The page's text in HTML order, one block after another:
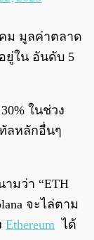
ม มูลค่าตลาด
ยู่ใน อันดับ 5
ในช่วง
ลหลักอื่นๆ
มว่า “ETH
จะไล่ตาม
Ethereum ได้